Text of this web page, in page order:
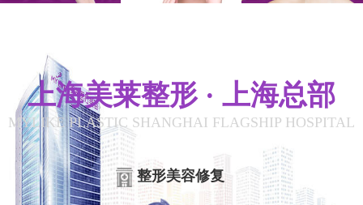
上海美莱整形 · 上海总部
MYLIKE PLASTIC SHANGHAI FLAGSHIP HOSPITAL
整形美容修复